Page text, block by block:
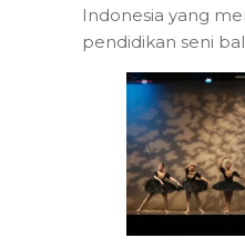
Indonesia yang
pendidikan seni